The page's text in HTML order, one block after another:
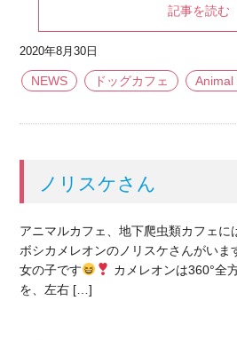
記事を読む
2020年8月30日
NEWS ドッグカフェ Animal
ノリスケさん
アニマルカフェ、地下爬虫類カフェに
ボシカメレオンのノリスケさんがいま
女の子です
カメレオンは360°全
を、左右 […]